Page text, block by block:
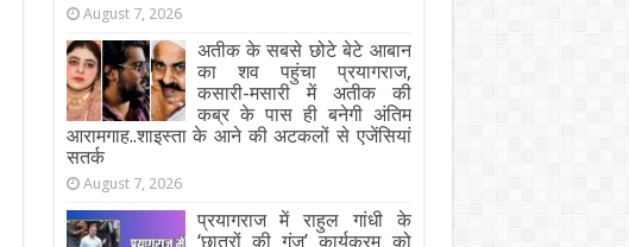
August 7, 2026
अतीक के सबसे छोटे बेटे आबान
का शव पहुंचा प्रयागराज,
कसारी-मसारी में अतीक की
कब्र के पास ही बनेगी अंतिम
आरामगाह..शाइस्ता के आने की अटकलों से एजेंसियां
सतर्क
August 7, 2026
प्रयागराज में राहुल गांधी के
‘छात्रों की गूंज’ कार्यक्रम को